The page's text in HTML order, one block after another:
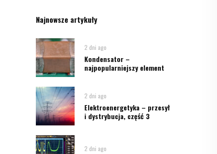
Najnowsze artykuły
2 dni ago
Kondensator –
najpopularniejszy element
2 dni ago
Elektroenergetyka – przesył
i dystrybucja, część 3
2 dni ago